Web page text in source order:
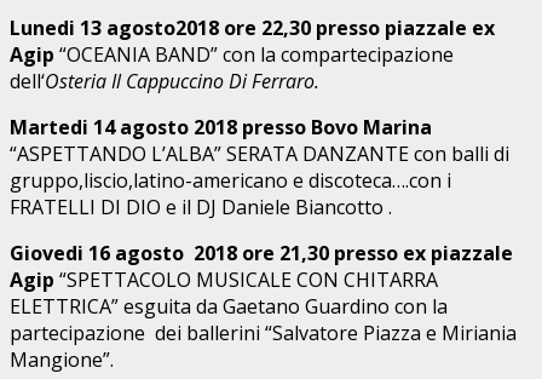
Lunedi 13 agosto2018 ore 22,30 presso piazzale ex
Agip “OCEANIA BAND” con la compartecipazione
dell‘Osteria Il Cappuccino Di Ferraro.
Martedi 14 agosto 2018 presso Bovo Marina
“ASPETTANDO L’ALBA” SERATA DANZANTE con balli di
gruppo,liscio,latino-americano e discoteca….con i
FRATELLI DI DIO e il DJ Daniele Biancotto .
Giovedi 16 agosto 2018 ore 21,30 presso ex piazzale
Agip “SPETTACOLO MUSICALE CON CHITARRA
ELETTRICA” esguita da Gaetano Guardino con la
partecipazione dei ballerini “Salvatore Piazza e Miriania
Mangione”.